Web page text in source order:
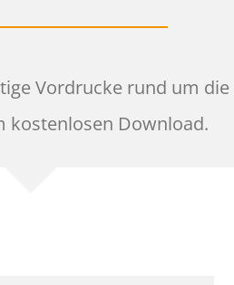
Vordrucke rund um die
kostenlosen Download.